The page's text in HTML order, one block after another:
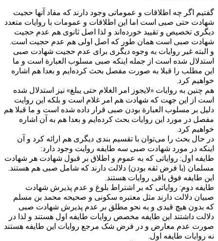
گفتیم اگر چه اطلاقات و عموماتی وجود دارند که مفاد آنها حجیت
شهادت حتی صبی است اما این اطلاقات و عمومات با روایات متعدد
دیگری تخصیص و تقیید خورده‌اند و لذا اصل ثانوی هم عدم حجیت
شهادت صبی است همان طور که اصل اولی هم عدم حجیت است.
و البته غیر روایات به وجوه دیگری برای عدم حجیت شهادت صبی
استدلال شده است از جمله اینکه صبی مسلوب العبارة است و ما
این مطلب را قبلا به صورت مفصل بحث کرده‌ایم و بعدا هم اشاره
خواهیم کرد.
هم چنین به روایات «لایجوز امر الغلام حتی یبلغ» نیز استدلال شده
است از این جهت که شهادت هم امر غلام است و بلکه این روایت
دلیل بر مسلوب العبارة بودن صبی قرار داده شده است و ما قبلا هم
مفصل در مورد این روایات بحث کرده‌ایم و بعدا هم به آن اشاره
خواهیم کرد.
در حال بحث را می‌توان با تقسیم بندی دیگری هم ارائه کرد و آن
اینکه در مورد شهادت صبی سه طایفه روایت وجود دارد:
طایفه اول: روایاتی که به عموم و اطلاق بر قبول شهادت هر شهادت
مسلمان (با فرض ثقه بودن) دلالت دارند که شامل صبی هم هستند.
این طایفه فوق باقی روایات هستند.
طایفه دوم: روایاتی که بر اشتراط بلوغ و عدم پذیرش شهادت
صبیان دلالت دارند مثل معتبره سکونی و صحیحه محمد بن مسلم
که بدون هیچ قیدی و به نحو مطلق بر عدم پذیرش شهادت صبی
دلالت داشتند این طایفه مخصص روایات طایفه اول هستند و لذا در
صورت عدم معارض و در فرض شک مرجع روایات این طایفه هستند
نه روایات طایفه اول.